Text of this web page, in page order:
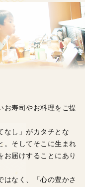
お寿司やお料理をご提
なし」がカタチとな
。そしてそこに生まれ
お届けすることにあり
はなく、「心の豊かさ